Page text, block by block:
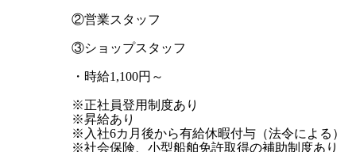
②営業スタッフ
③ショップスタッフ
・時給1,100円～
※正社員登用制度あり
※昇給あり
※入社6カ月後から有給休暇付与（法令による）
※社会保険、小型船舶免許取得の補助制度あり